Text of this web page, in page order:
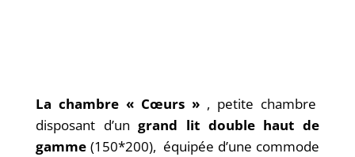
La chambre « Cœurs » , petite chambre
disposant d’ungrand lit double haut de
gamme(150*200), équipée d’une commode